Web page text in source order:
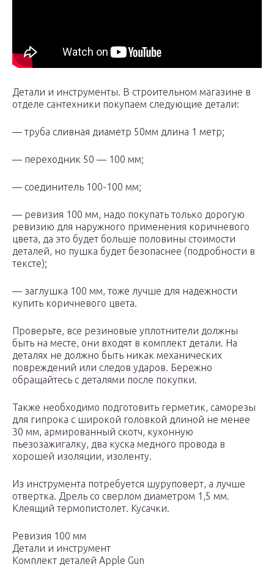
Детали и инструменты. В строительном магазине в
отделе сантехники покупаем следующие детали:
— труба сливная диаметр 50мм длина 1 метр;
— переходник 50 — 100 мм;
— соединитель 100-100 мм;
— ревизия 100 мм, надо покупать только дорогую
ревизию для наружного применения коричневого
цвета, да это будет больше половины стоимости
деталей, но пушка будет безопаснее (подробности в
тексте);
— заглушка 100 мм, тоже лучше для надежности
купить коричневого цвета.
Проверьте, все резиновые уплотнители должны
быть на месте, они входят в комплект детали. На
деталях не должно быть никак механических
повреждений или следов ударов. Бережно
обращайтесь с деталями после покупки.
Также необходимо подготовить герметик, саморезы
для гипрока с широкой головкой длиной не менее
30 мм, армированный скотч, кухонную
пьезозажигалку, два куска медного провода в
хорошей изоляции, изоленту.
Из инструмента потребуется шуруповерт, а лучше
отвертка. Дрель со сверлом диаметром 1,5 мм.
Клеящий термопистолет. Кусачки.
Ревизия 100 мм
Детали и инструмент
Комплект деталей Apple Gun